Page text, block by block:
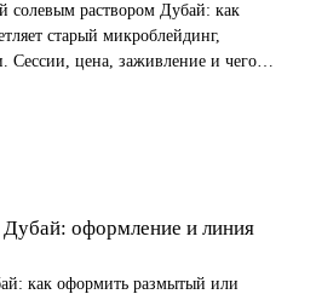
солевым раствором Дубай: как
старый микроблейдинг,
Сессии, цена, заживление и чего
Дубай: оформление и линия
как оформить размытый или